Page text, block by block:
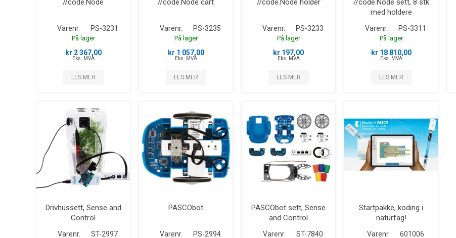
//code.Node
Varenr. PS-3231
På lager
kr 2 367,00
Eks. MVA
LES MER
//code.Node cart
Varenr. PS-3235
På lager
kr 1 057,00
Eks. MVA
LES MER
//code.Node holder
Varenr. PS-3233
På lager
kr 197,00
Eks. MVA
LES MER
//code.Node sett, 8 stk
med holdere
Varenr. PS-3311
På lager
kr 18 810,00
Eks. MVA
LES MER
Drivhussett, Sense and
Control
Varenr. ST-2997
PASCObot
Varenr. PS-2994
PASCObot sett, Sense
and Control
Varenr. ST-7840
Startpakke, koding i
naturfag!
Varenr. 601006